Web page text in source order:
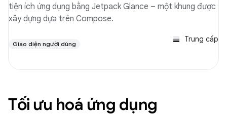
tiện ích ứng dụng bằng Jetpack Glance – một khung được
xây dựng dựa trên Compose.
Giao diện người dùng
Trung cấp
Tối ưu hoá ứng dụng